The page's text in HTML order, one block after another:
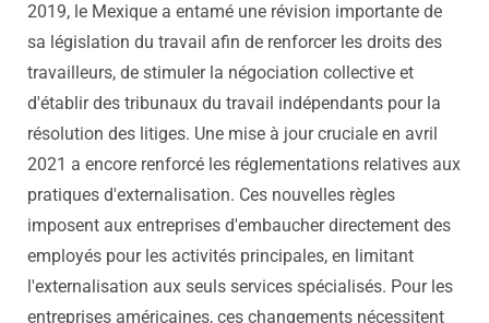
2019, le Mexique a entamé une révision importante de
sa législation du travail afin de renforcer les droits des
travailleurs, de stimuler la négociation collective et
d'établir des tribunaux du travail indépendants pour la
résolution des litiges. Une mise à jour cruciale en avril
2021 a encore renforcé les réglementations relatives aux
pratiques d'externalisation. Ces nouvelles règles
imposent aux entreprises d'embaucher directement des
employés pour les activités principales, en limitant
l'externalisation aux seuls services spécialisés. Pour les
entreprises américaines, ces changements nécessitent